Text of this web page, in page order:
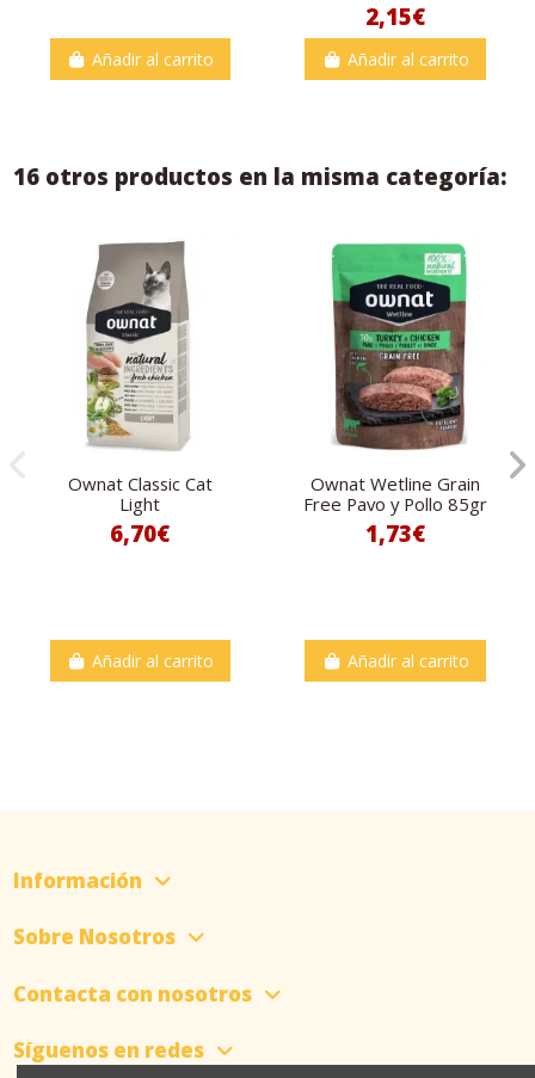
Añadir al carrito
2,15€
Añadir al carrito
16 otros productos en la misma categoría:
Ownat Classic Cat
Light
6,70€
Añadir al carrito
Ownat Wetline Grain
Free Pavo y Pollo 85gr
1,73€
Añadir al carrito
Información
Sobre Nosotros
Contacta con nosotros
Síguenos en redes